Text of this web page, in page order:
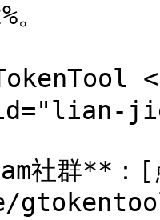
社群**：[